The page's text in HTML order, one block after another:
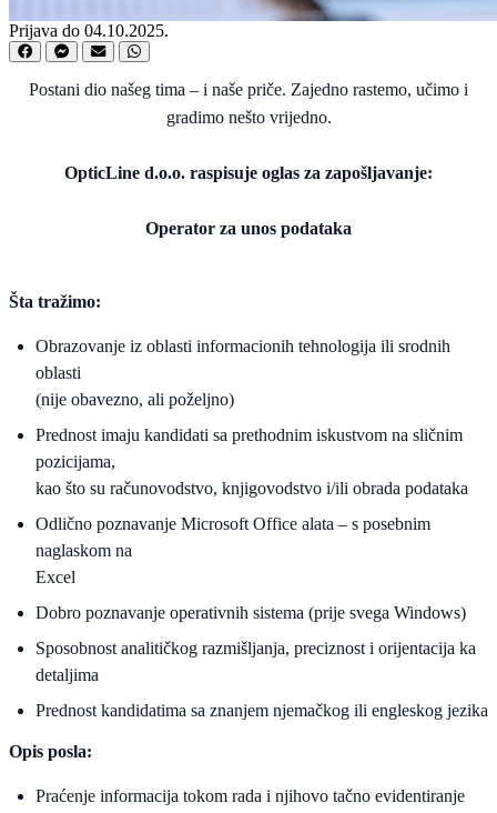
Prijava do 04.10.2025.
Postani dio našeg tima – i naše priče. Zajedno rastemo, učimo i
gradimo nešto vrijedno.
OpticLine d.o.o. raspisuje oglas za zapošljavanje:
Operator za unos podataka
Šta tražimo:
Obrazovanje iz oblasti informacionih tehnologija ili srodnih
oblasti
(nije obavezno, ali poželjno)
Prednost imaju kandidati sa prethodnim iskustvom na sličnim
pozicijama,
kao što su računovodstvo, knjigovodstvo i/ili obrada podataka
Odlično poznavanje Microsoft Office alata – s posebnim
naglaskom na
Excel
Dobro poznavanje operativnih sistema (prije svega Windows)
Sposobnost analitičkog razmišljanja, preciznost i orijentacija ka
detaljima
Prednost kandidatima sa znanjem njemačkog ili engleskog jezika
Opis posla:
Praćenje informacija tokom rada i njihovo tačno evidentiranje